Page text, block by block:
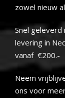
zowel nieuw
Snel
levering in
vanaf €200.-
Neem
ons voor